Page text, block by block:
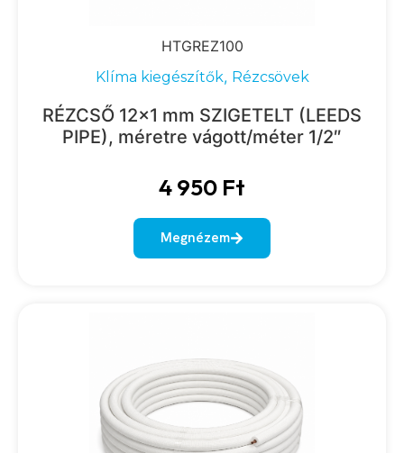
HTGREZ100
Klíma kiegészítők, Rézcsövek
RÉZCSŐ 12×1 mm SZIGETELT (LEEDS
PIPE), méretre vágott/méter 1/2″
4 950 Ft
Megnézem